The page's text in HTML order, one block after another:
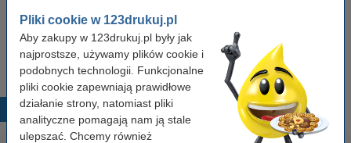
Pliki cookie w 123drukuj.pl
Aby zakupy w 123drukuj.pl były jak
najprostsze, używamy plików cookie i
podobnych technologii. Funkcjonalne
pliki cookie zapewniają prawidłowe
działanie strony, natomiast pliki
analityczne pomagają nam ją stale
ulepszać. Chcemy również
Pojemność:
Kolor: czarny i kolorowy
Popularne produkty